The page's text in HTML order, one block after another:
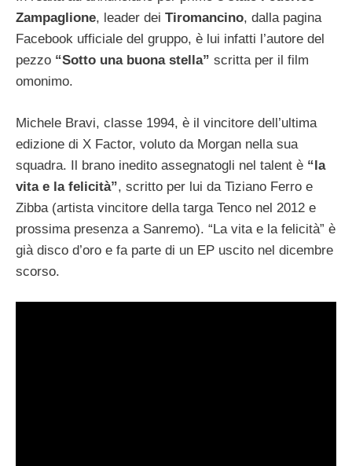
Zampaglione, leader dei Tiromancino, dalla pagina
Facebook ufficiale del gruppo, è lui infatti l’autore del
pezzo “Sotto una buona stella” scritta per il film
omonimo.
Michele Bravi, classe 1994, è il vincitore dell’ultima
edizione di X Factor, voluto da Morgan nella sua
squadra. Il brano inedito assegnatogli nel talent è “la
vita e la felicità”, scritto per lui da Tiziano Ferro e
Zibba (artista vincitore della targa Tenco nel 2012 e
prossima presenza a Sanremo). “La vita e la felicità” è
già disco d’oro e fa parte di un EP uscito nel dicembre
scorso.